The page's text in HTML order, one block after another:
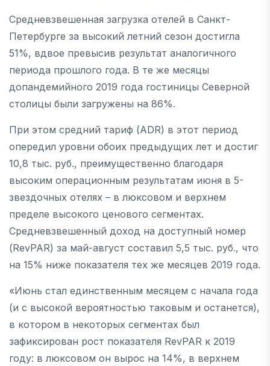
Средневзвешенная загрузка отелей в Санкт-
Петербурге за высокий летний сезон достигла
51%, вдвое превысив результат аналогичного
периода прошлого года. В те же месяцы
допандемийного 2019 года гостиницы Северной
столицы были загружены на 86%.
При этом средний тариф (ADR) в этот период
опередил уровни обоих предыдущих лет и достиг
10,8 тыс. руб., преимущественно благодаря
высоким операционным результатам июня в 5-
звездочных отелях – в люксовом и верхнем
пределе высокого ценового сегментах.
Средневзвешенный доход на доступный номер
(RevPAR) за май-август составил 5,5 тыс. руб., что
на 15% ниже показателя тех же месяцев 2019 года.
«Июнь стал единственным месяцем с начала года
(и с высокой вероятностью таковым и останется),
в котором в некоторых сегментах был
зафиксирован рост показателя RevPAR к 2019
году: в люксовом он вырос на 14%, в верхнем